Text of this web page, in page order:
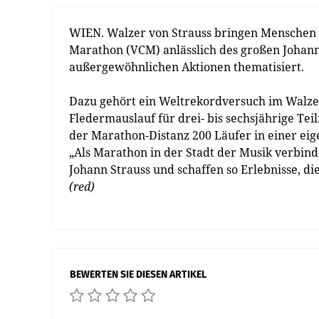
WIEN. Walzer von Strauss bringen
Marathon (VCM) anlässlich des großen
außergewöhnlichen Aktionen thematisiert.
Dazu gehört ein Weltrekordversuch im
Fledermauslauf für drei- bis sechsjährige
der Marathon-Distanz 200 Läufer in einer
„Als Marathon in der Stadt der Musik
Johann Strauss und schaffen so Erlebnisse,
(red)
BEWERTEN SIE DIESEN ARTIKEL